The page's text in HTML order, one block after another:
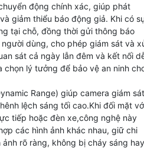
động chính xác, giúp phát
giảm thiểu báo động giả. Khi có
tại chỗ, đồng thời gửi thông báo
dùng, cho phép giám sát và
sát cả ngày lẫn đêm và kết nối
chọn lý tưởng để bảo vệ an ninh
Range) giúp camera giám sát
lệch sáng tối cao.Khi đối mặt
tiếp hoặc đèn xe,công nghệ này
các hình ảnh khác nhau, giữ chi
rõ ràng, không bị cháy sáng hay